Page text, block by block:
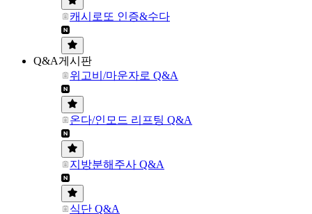
캐시로또 인증&수다
Q&A게시판
위고비/마운자로 Q&A
온다/인모드 리프팅 Q&A
지방분해주사 Q&A
식단 Q&A